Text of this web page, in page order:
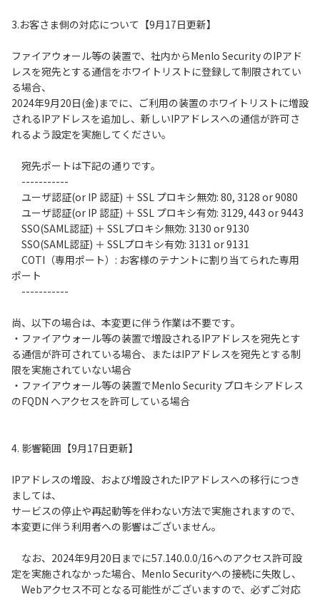
3.お客さま側の対応について【9月17日更新】
ファイアウォール等の装置で、社内からMenlo Security のIPアド
レスを宛先とする通信をホワイトリストに登録して制限されてい
る場合、
2024年9月20日(金)までに、ご利用の装置のホワイトリストに増設
されるIPアドレスを追加し、新しいIPアドレスへの通信が許可さ
れるよう設定を実施してください。
宛先ポートは下記の通りです。
-----------
ユーザ認証(or IP 認証) ＋ SSL プロキシ無効: 80, 3128 or 9080
ユーザ認証(or IP 認証) ＋ SSL プロキシ有効: 3129, 443 or 9443
SSO(SAML認証) ＋ SSLプロキシ無効: 3130 or 9130
SSO(SAML認証) ＋ SSLプロキシ有効: 3131 or 9131
COTI（専用ポート）: お客様のテナントに割り当てられた専用
ポート
-----------
尚、以下の場合は、本変更に伴う作業は不要です。
・ファイアウォール等の装置で増設されるIPアドレスを宛先とす
る通信が許可されている場合、またはIPアドレスを宛先とする制
限を実施されていない場合
・ファイアウォール等の装置でMenlo Security プロキシアドレス
のFQDN へアクセスを許可している場合
4. 影響範囲【9月17日更新】
IPアドレスの増設、および増設されたIPアドレスへの移行につき
ましては、
サービスの停止や再起動等を伴わない方法で実施されますので、
本変更に伴う利用者への影響はございません。
なお、2024年9月20日までに57.140.0.0/16へのアクセス許可設
定を実施されなかった場合、Menlo Securityへの接続に失敗し、
Webアクセス不可となる可能性がございますので、必ずご対応